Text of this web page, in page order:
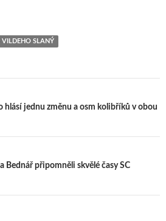
SLANÝ
jednu změnu a osm kolibříků v obou
Bednář připomněli skvělé časy SC